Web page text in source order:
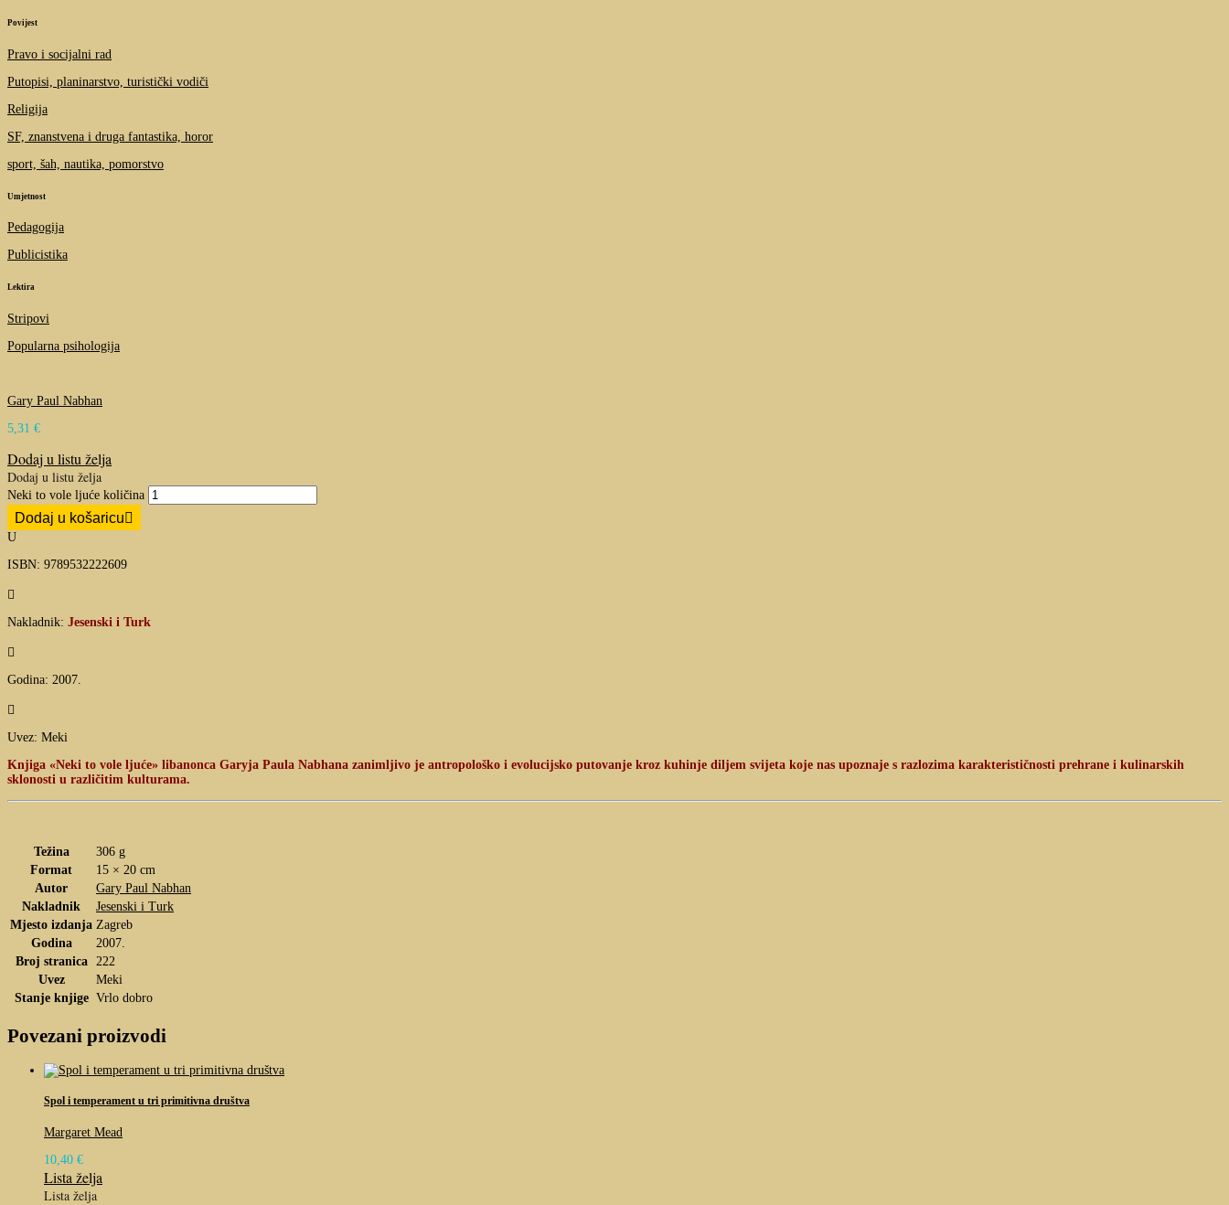
Povijest
Pravo i socijalni rad
Putopisi, planinarstvo, turistički vodiči
Religija
SF, znanstvena i druga fantastika, horor
sport, šah, nautika, pomorstvo
Umjetnost
Pedagogija
Publicistika
Lektira
Stripovi
Popularna psihologija
Gary Paul Nabhan
5,31 €
Dodaj u listu želja
Dodaj u listu želja
Neki to vole ljuće količina
Dodaj u košaricu
U
ISBN: 9789532222609

Nakladnik: Jesenski i Turk

Godina: 2007.

Uvez: Meki
Knjiga «Neki to vole ljuće» libanonca Garyja Paula Nabhana zanimljivo je antropološko i evolucijsko putovanje kroz kuhinje diljem svijeta koje nas upoznaje s razlozima karakterističnosti prehrane i kulinarskih
sklonosti u različitim kulturama.
Težina
306 g
Format
15 × 20 cm
Autor
Gary Paul Nabhan
Nakladnik
Jesenski i Turk
Mjesto izdanja Zagreb
Godina
2007.
Broj stranica
222
Uvez
Meki
Stanje knjige Vrlo dobro
Povezani proizvodi
Spol i temperament u tri primitivna društva
Margaret Mead
10,40 €
Lista želja
Lista želja